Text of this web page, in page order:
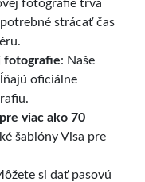
fotografie trvá
strácať čas
fotografie: Naše
oficiálne
viac ako 70
šablóny Visa pre
si dať pasovú